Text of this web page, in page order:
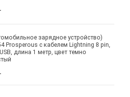
зарядное устройство)
Prosperous с кабелем Lightning 8 pin,
длина 1 метр, цвет темно